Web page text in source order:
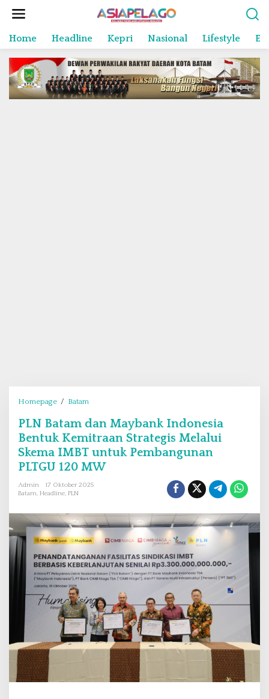
Home Headline Kepri Nasional Lifestyle
Homepage / Batam
N
B
a
t
m
n
M
a
y
b
a
k
I
n
d
PLN Batam dan Maybank Indonesia
Bentuk Kemitraan Strategis Melalui
Skema IMBT untuk Pembangunan
PLTGU 120 MW
Admin
17 Oktober 2025
Batam, Headline, PLN